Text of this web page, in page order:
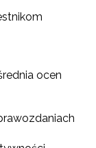
ocen